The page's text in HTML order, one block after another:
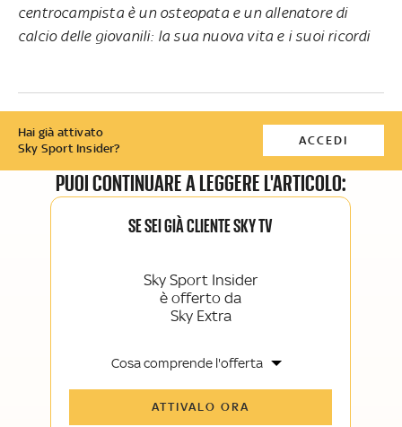
centrocampista è un osteopata e un allenatore di
calcio delle giovanili: la sua nuova vita e i suoi ricordi
Hai già attivato
Sky Sport Insider?
ACCEDI
PUOI CONTINUARE A LEGGERE L'ARTICOLO:
SE SEI GIÀ CLIENTE SKY TV
Sky Sport Insider
è offerto da
Sky Extra
Cosa comprende l'offerta
Sky TG24 Insider
ATTIVALO ORA